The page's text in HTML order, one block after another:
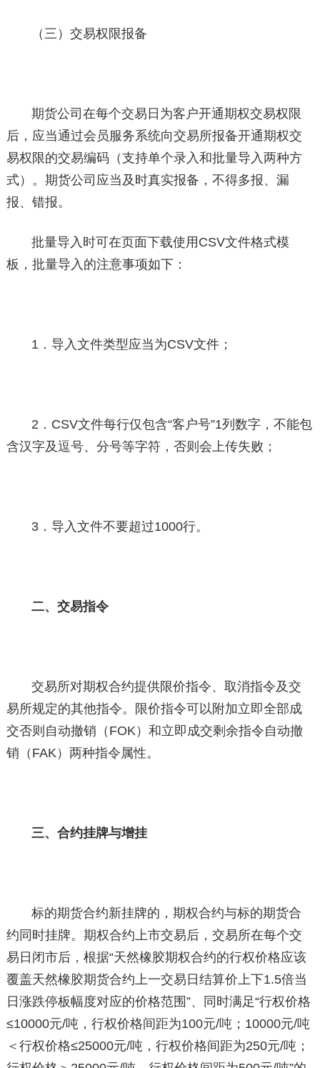
（三）交易权限报备
期货公司在每个交易日为客户开通期权交易权限
后，应当通过会员服务系统向交易所报备开通期权交
易权限的交易编码（支持单个录入和批量导入两种方
式）。期货公司应当及时真实报备，不得多报、漏
报、错报。
批量导入时可在页面下载使用CSV文件格式模
板，批量导入的注意事项如下：
1．导入文件类型应当为CSV文件；
2．CSV文件每行仅包含“客户号”1列数字，不能包
含汉字及逗号、分号等字符，否则会上传失败；
3．导入文件不要超过1000行。
二、交易指令
交易所对期权合约提供限价指令、取消指令及交
易所规定的其他指令。限价指令可以附加立即全部成
交否则自动撤销（FOK）和立即成交剩余指令自动撤
销（FAK）两种指令属性。
三、合约挂牌与增挂
标的期货合约新挂牌的，期权合约与标的期货合
约同时挂牌。期权合约上市交易后，交易所在每个交
易日闭市后，根据“天然橡胶期权合约的行权价格应该
覆盖天然橡胶期货合约上一交易日结算价上下1.5倍当
日涨跌停板幅度对应的价格范围”、同时满足“行权价格
≤10000元/吨，行权价格间距为100元/吨；10000元/吨
＜行权价格≤25000元/吨，行权价格间距为250元/吨；